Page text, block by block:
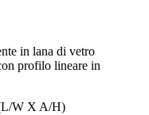
in lana di vetro
profilo lineare in
W X A/H)